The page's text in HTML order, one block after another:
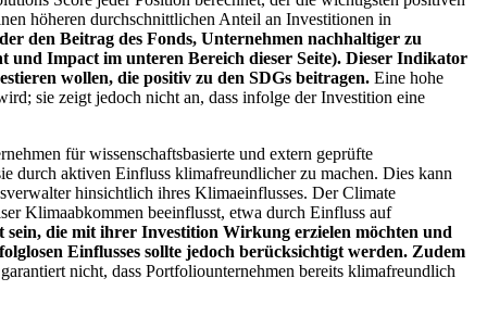
höheren durchschnittlichen Anteil an Investitionen in
den Beitrag des Fonds, Unternehmen nachhaltiger zu
und Impact im unteren Bereich dieser Seite). Dieser Indikator
wollen, die positiv zu den SDGs beitragen. Eine hohe
sie zeigt jedoch nicht an, dass infolge der Investition eine
für wissenschaftsbasierte und extern geprüfte
durch aktiven Einfluss klimafreundlicher zu machen. Dies kann
hinsichtlich ihres Klimaeinflusses. Der Climate
Klimaabkommen beeinflusst, etwa durch Einfluss auf
die mit ihrer Investition Wirkung erzielen möchten und
Einflusses sollte jedoch berücksichtigt werden. Zudem
nicht, dass Portfoliounternehmen bereits klimafreundlich